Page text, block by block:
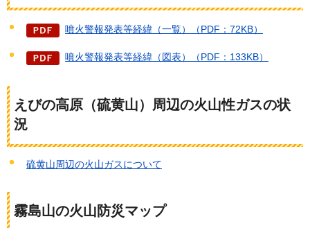
噴火警報発表等経緯（一覧）（PDF：72KB）
噴火警報発表等経緯（図表）（PDF：133KB）
えびの高原（硫黄山）周辺の火山性ガスの状
況
硫黄山周辺の火山ガスについて
霧島山の火山防災マップ